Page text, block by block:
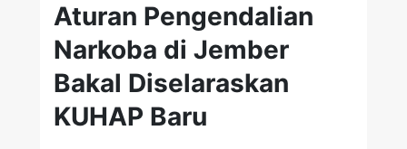
Aturan Pengendalian
Narkoba di Jember
Bakal Diselaraskan
KUHAP Baru